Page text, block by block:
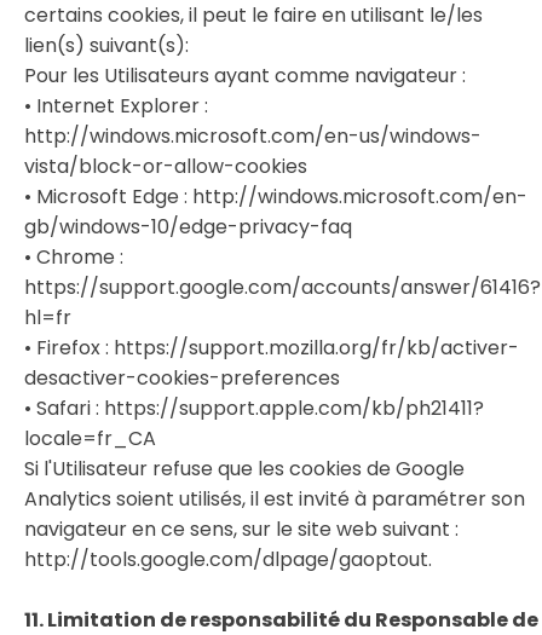
certains cookies, il peut le faire en utilisant le/les
lien(s) suivant(s):
Pour les Utilisateurs ayant comme navigateur :
• Internet Explorer :
http://windows.microsoft.com/en-us/windows-
vista/block-or-allow-cookies
• Microsoft Edge : http://windows.microsoft.com/en-
gb/windows-10/edge-privacy-faq
• Chrome :
https://support.google.com/accounts/answer/61416?
hl=fr
• Firefox : https://support.mozilla.org/fr/kb/activer-
desactiver-cookies-preferences
• Safari : https://support.apple.com/kb/ph21411?
locale=fr_CA
Si l'Utilisateur refuse que les cookies de Google
Analytics soient utilisés, il est invité à paramétrer son
navigateur en ce sens, sur le site web suivant :
http://tools.google.com/dlpage/gaoptout.
11. Limitation de responsabilité du Responsable de